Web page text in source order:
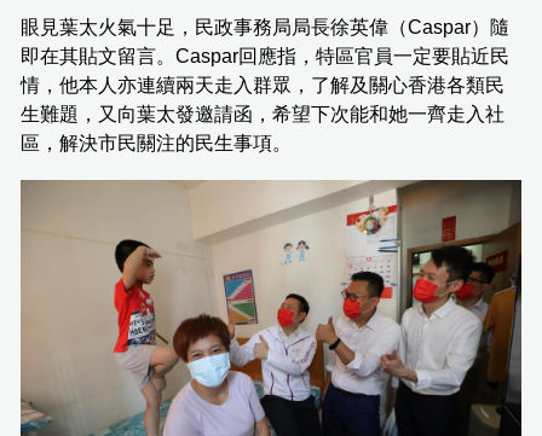
眼見葉太火氣十足，民政事務局局長徐英偉（Caspar）隨
即在其貼文留言。Caspar回應指，特區官員一定要貼近民
情，他本人亦連續兩天走入群眾，了解及關心香港各類民
生難題，又向葉太發邀請函，希望下次能和她一齊走入社
區，解決市民關注的民生事項。